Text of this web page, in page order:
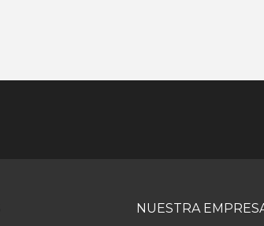
NUESTRA